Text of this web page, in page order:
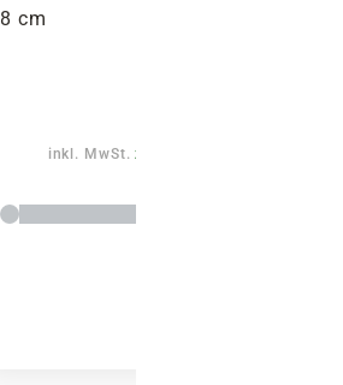
8 cm
inkl. MwSt.zzgl. Versandkosten